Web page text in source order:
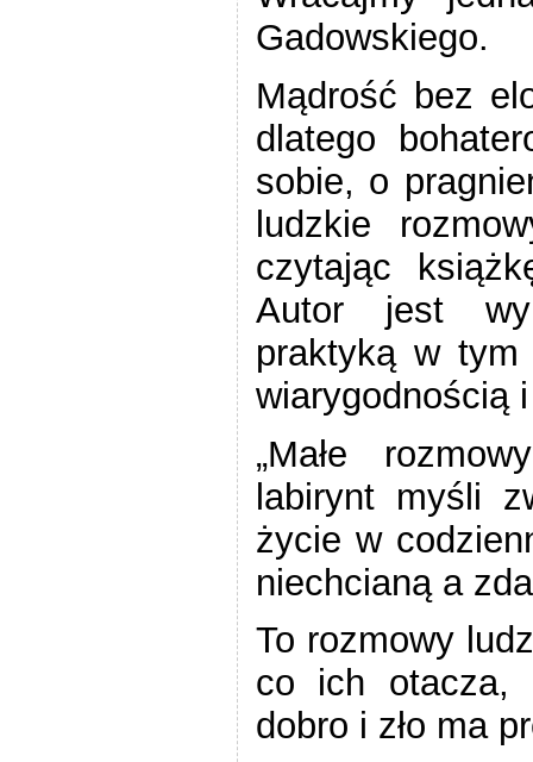
Gadowskiego.
Mądrość bez
dlatego
sobie, o
ludzkie
czytając
Autor jest
praktyką w tym
wiarygodnością
„Małe
labirynt myśli
życie w
niechcianą a
To rozmowy
co ich otacza,
dobro i zło ma